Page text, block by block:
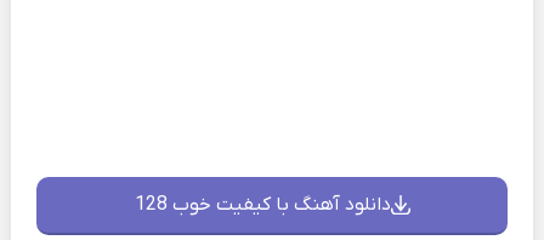
دانلود آهنگ با کیفیت خوب 128